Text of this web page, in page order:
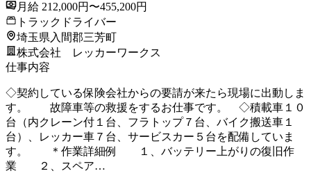
月給 212,000円〜455,200円
トラックドライバー
埼玉県入間郡三芳町
株式会社 レッカーワークス
仕事内容
◇契約している保険会社からの要請が来たら現場に出動しま
す。 故障車等の救援をするお仕事です。 ◇積載車１０
台（内クレーン付１台、フラトップ７台、バイク搬送車１
台）、レッカー車７台、サービスカー５台を配備していま
す。 ＊作業詳細例 １、バッテリー上がりの復旧作
業 ２、スペア…